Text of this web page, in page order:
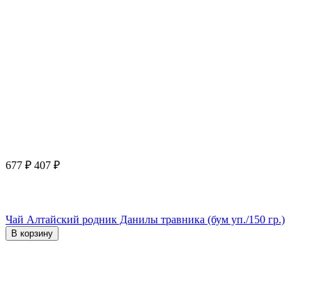
677 ₽ 407 ₽
Чай Алтайский родник Данилы травника (бум уп./150 гр.)
В корзину